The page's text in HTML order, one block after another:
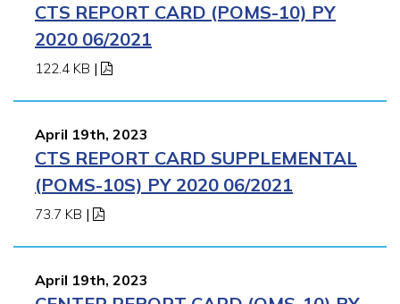
CTS REPORT CARD (POMS-10) PY
2020 06/2021
122.4 KB |
April 19th, 2023
CTS REPORT CARD SUPPLEMENTAL
(POMS-10S) PY 2020 06/2021
73.7 KB |
April 19th, 2023